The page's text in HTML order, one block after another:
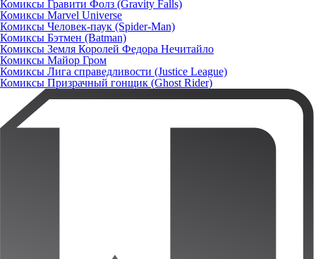
Комиксы Гравити Фолз (Gravity Falls)
Комиксы Marvel Universe
Комиксы Человек-паук (Spider-Man)
Комиксы Бэтмен (Batman)
Комиксы Земля Королей Федора Нечитайло
Комиксы Майор Гром
Комиксы Лига справедливости (Justice League)
Комиксы Призрачный гонщик (Ghost Rider)